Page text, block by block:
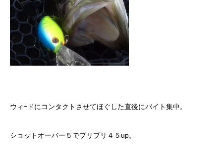
ウィｰドにコンタクトさせてほぐした直後にバイト集中。
ショットオーバー５でブリブリ４５up。